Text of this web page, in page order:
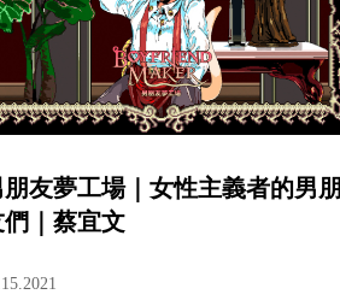
朋友夢工場｜女性主義者的男朋
們｜蔡宜文